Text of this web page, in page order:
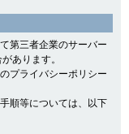
第三者企業のサーバー
あります。
プライバシーポリシー
順等については、以下